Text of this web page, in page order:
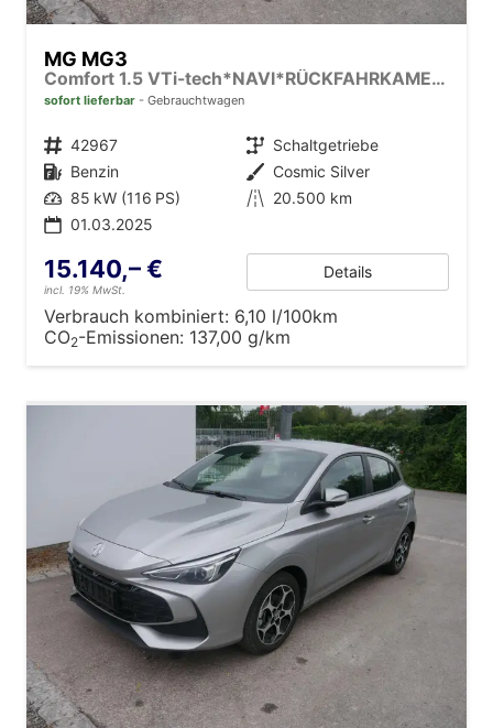
MG MG3
Comfort 1.5 VTi-tech*NAVI*RÜCKFAHRKAMERA*LED*PDC*SMARTLINK*
sofort lieferbar Gebrauchtwagen
Fahrzeugnr. 42967 Getriebe Schaltgetriebe
Kraftstoff Benzin Außenfarbe Cosmic Silver
Leistung 85 kW (116 PS) Kilometerstand 20.500 km
01.03.2025
15.140,– €
incl. 19% MwSt.
Details
Verbrauch kombiniert: 6,10 l/100km
CO2-Emissionen: 137,00 g/km